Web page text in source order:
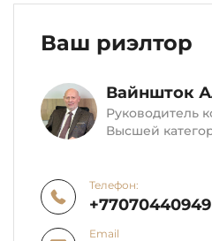
Ваш риэлтор
Вайншток
Руководитель
Высшей
Телефон:
+77070440949
Email